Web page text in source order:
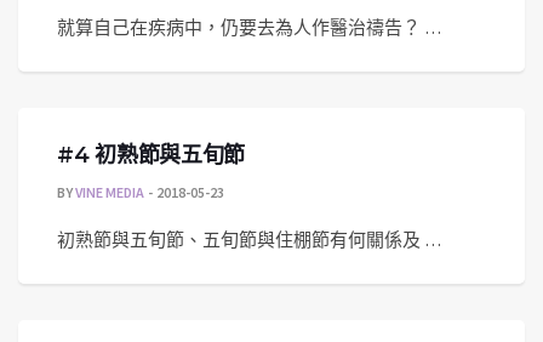
就算自己在疾病中，仍要去為人作醫治禱告？ …
#4 初熟節與五旬節
BYVINE MEDIA 2018-05-23
初熟節與五旬節、五旬節與住棚節有何關係及 …